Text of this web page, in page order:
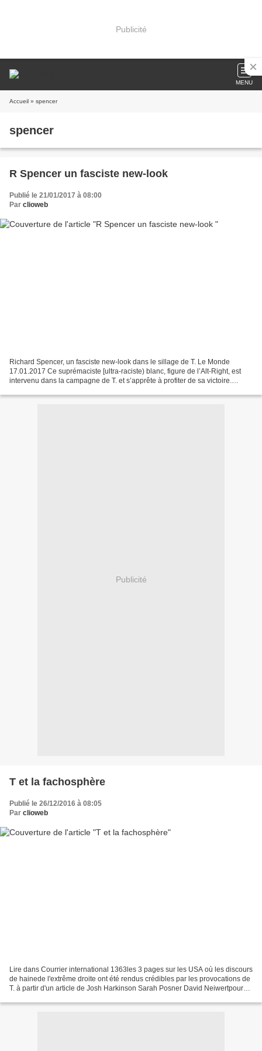
Publicité
MENU
Accueil » spencer
spencer
R Spencer un fasciste new-look
Publié le 21/01/2017 à 08:00
Par clioweb
Richard Spencer, un fasciste new-look dans le sillage de T. Le Monde
17.01.2017 Ce suprémaciste [ultra-raciste) blanc, figure de l’Alt-Right, est
intervenu dans la campagne de T. et s’apprête à profiter de sa victoire.
fasciste-new-look-dans-le-sillage-de-donald-trump_5064120_3222.html...
Publicité
T et la fachosphère
Publié le 26/12/2016 à 08:05
Par clioweb
Lire dans Courrier international 1363les 3 pages sur les USA où les discours
de hainede l'extrême droite ont été rendus crédibles par les provocations de
T. à partir d'un article de Josh Harkinson Sarah Posner David Neiwertpour